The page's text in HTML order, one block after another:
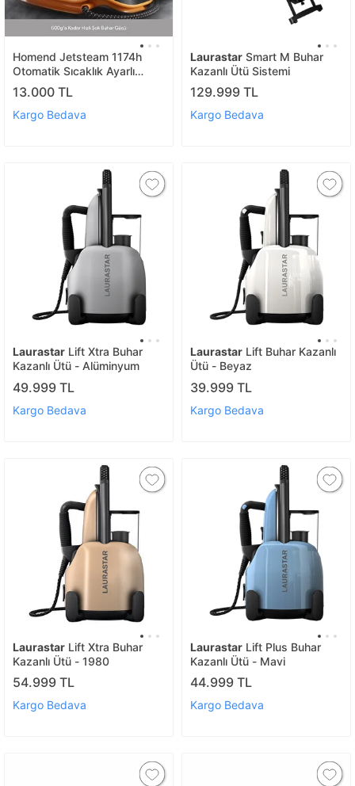
Homend Jetsteam 1174h
Otomatik Sıcaklık Ayarlı
Buhar Kazanlı Ütü Siyah
Turuncu
13.000 TL
Kargo Bedava
Laurastar Smart M Buhar
Kazanlı Ütü Sistemi
129.999 TL
Kargo Bedava
Laurastar Lift Xtra Buhar
Kazanlı Ütü - Alüminyum
49.999 TL
Kargo Bedava
Laurastar Lift Buhar Kazanlı
Ütü - Beyaz
39.999 TL
Kargo Bedava
Laurastar Lift Xtra Buhar
Kazanlı Ütü - 1980
54.999 TL
Kargo Bedava
Laurastar Lift Plus Buhar
Kazanlı Ütü - Mavi
44.999 TL
Kargo Bedava